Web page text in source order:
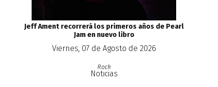
Jeff Ament recorrerá los primeros años de Pearl
Jam en nuevo libro
Viernes, 07 de Agosto de 2026
Rock
Noticias